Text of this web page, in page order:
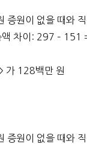
증원이 없을 때와
차이: 297 – 151
가 128백만 원
증원이 없을 때와